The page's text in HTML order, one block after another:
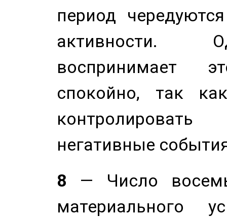
период
активности.
воспринимает
спокойно, так
негативные
8 — Число
материального